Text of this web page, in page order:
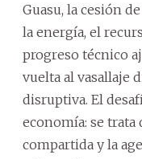
Guasu, la cesión
la energía, el
progreso técnico
vuelta al vasallaje
disruptiva. El
economía: se
compartida y la